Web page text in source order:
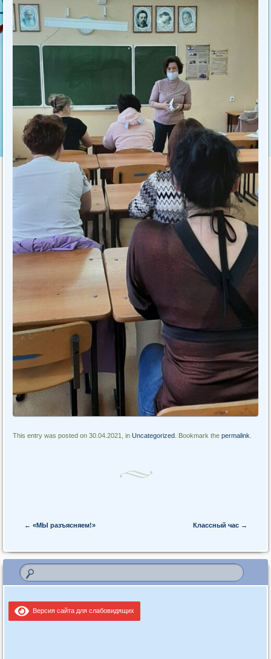
This entry was posted on 30.04.2021, inUncategorized . Bookmark thepermalink
Post navigation
← «МЫ разъясняем!» Классный час →
Версия сайта для слабовидящих